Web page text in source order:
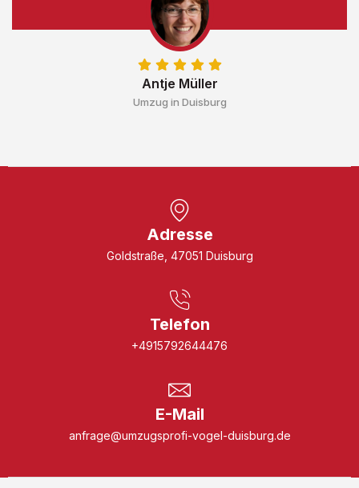
Antje Müller
Umzug in Duisburg
Adresse
Goldstraße, 47051 Duisburg
Telefon
+4915792644476
E-Mail
anfrage@umzugsprofi-vogel-duisburg.de